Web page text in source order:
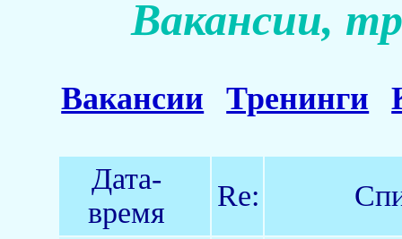
Вакансии,
Вакансии Тренинги
Дата-
время
Re: